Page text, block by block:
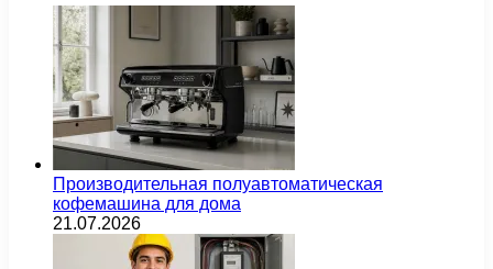
Производительная полуавтоматическая
кофемашина для дома
21.07.2026